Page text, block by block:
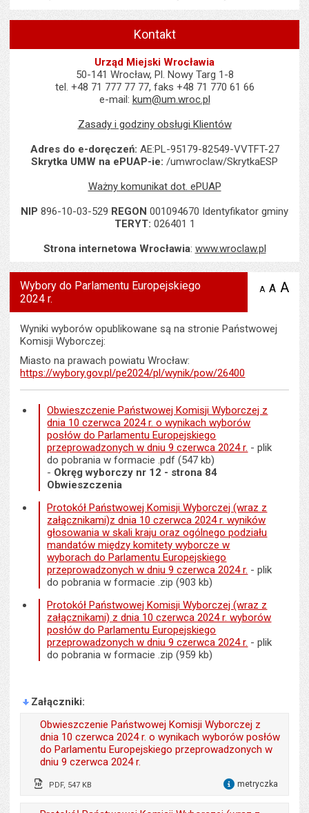
Kontakt
Urząd Miejski Wrocławia
50-141 Wrocław, Pl. Nowy Targ 1-8
tel. +48 71 777 77 77, faks +48 71 770 61 66
e-mail: kum@um.wroc.pl
Zasady i godziny obsługi Klientów
Adres do e-doręczeń: AE:PL-95179-82549-VVTFT-27
Skrytka UMW na ePUAP-ie: /umwroclaw/SkrytkaESP
Ważny komunikat dot. ePUAP
NIP 896-10-03-529 REGON 001094670 Identyfikator gminy
TERYT: 026401 1
Strona internetowa Wrocławia: www.wroclaw.pl
Wybory do Parlamentu Europejskiego
2024 r.
A zmniejsz
A A
Wyniki wyborów opublikowane są na stronie Państwowej
Komisji Wyborczej:
Miasto na prawach powiatu Wrocław:
https://wybory.gov.pl/pe2024/pl/wynik/pow/26400
Obwieszczenie Państwowej Komisji Wyborczej z
dnia 10 czerwca 2024 r. o wynikach wyborów
posłów do Parlamentu Europejskiego
przeprowadzonych w dniu 9 czerwca 2024 r. - plik
do pobrania w formacie .pdf (547 kb)
- Okręg wyborczy nr 12 - strona 84
Obwieszczenia
Protokół Państwowej Komisji Wyborczej (wraz z
załącznikami)z dnia 10 czerwca 2024 r. wyników
głosowania w skali kraju oraz ogólnego podziału
mandatów między komitety wyborcze w
wyborach do Parlamentu Europejskiego
przeprowadzonych w dniu 9 czerwca 2024 r. - plik
do pobrania w formacie .zip (903 kb)
Protokół Państwowej Komisji Wyborczej (wraz z
załącznikami) z dnia 10 czerwca 2024 r. wyborów
posłów do Parlamentu Europejskiego
przeprowadzonych w dniu 9 czerwca 2024 r. - plik
do pobrania w formacie .zip (959 kb)
Załączniki
Obwieszczenie Państwowej Komisji Wyborczej z
dnia 10 czerwca 2024 r. o wynikach wyborów posłów
do Parlamentu Europejskiego przeprowadzonych w
dniu 9 czerwca 2024 r.
PDF, 547 KB metryczka
Odpowiedzialny za treść:
Sylwester Marciniak